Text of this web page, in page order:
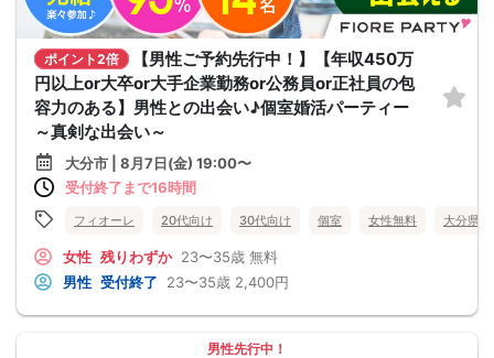
ポイント2倍
【男性ご予約先行中！】【年収450万
円以上or大卒or大手企業勤務or公務員or正社員の包
容力のある】男性との出会い♪個室婚活パーティー
～真剣な出会い～
大分市 | 8月7日(金) 19:00〜
受付終了まで16時間
フィオーレ 20代向け 30代向け 個室 女性無料 大分県
女性 残りわずか 23〜35歳 無料
男性 受付終了 23〜35歳 2,400円
男性先行中！